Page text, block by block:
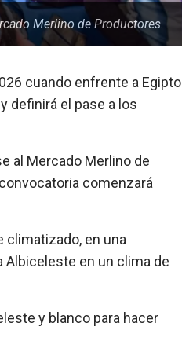
Merlino de Productores.
cuando enfrente a Egipto
definirá el pase a los
al Mercado Merlino de
comenzará
en una
Albiceleste en un clima de
y blanco para hacer